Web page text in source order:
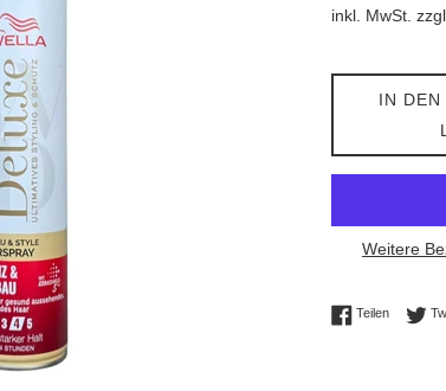
inkl. MwSt. zzgl.
IN DEN
Weitere
TeilenAuf